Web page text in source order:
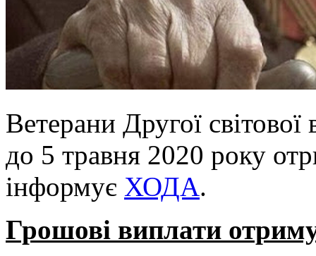
Ветерани Другої
до 5 травня 2020 року
інформує ХОДА.
Грошові виплати